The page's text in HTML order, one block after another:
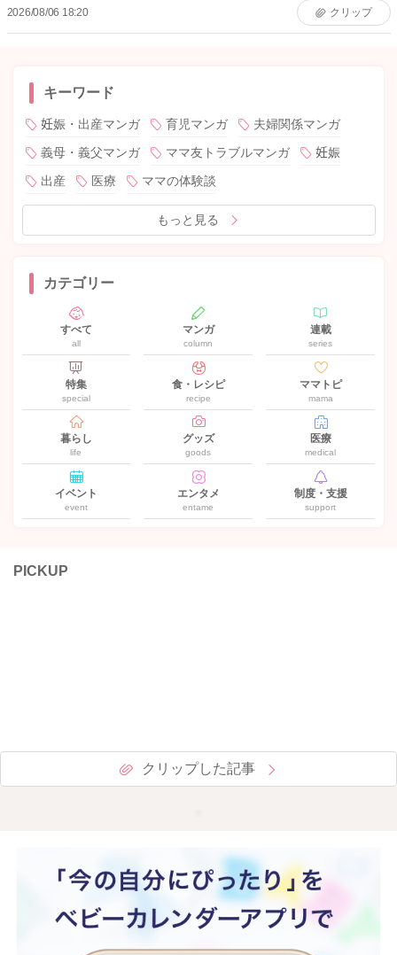
2026/08/06 18:20 クリップ
キーワード
妊娠・出産マンガ 育児マンガ
夫婦関係マンガ
義母・義父マンガ
ママ友トラブルマンガ
妊娠
出産
医療 ママの体験談
もっと見る
カテゴリー
すべて
all
マンガ
column
連載
series
特集
special
食・レシピ
recipe
ママトピ
mama
暮らし
life
グッズ
goods
医療
medical
イベント
event
エンタメ
entame
制度・支援
support
PICKUP
クリップした記事